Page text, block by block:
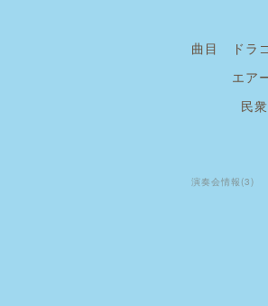
曲目 ドラ
エアーズ
民衆を
演奏会情報 (3)